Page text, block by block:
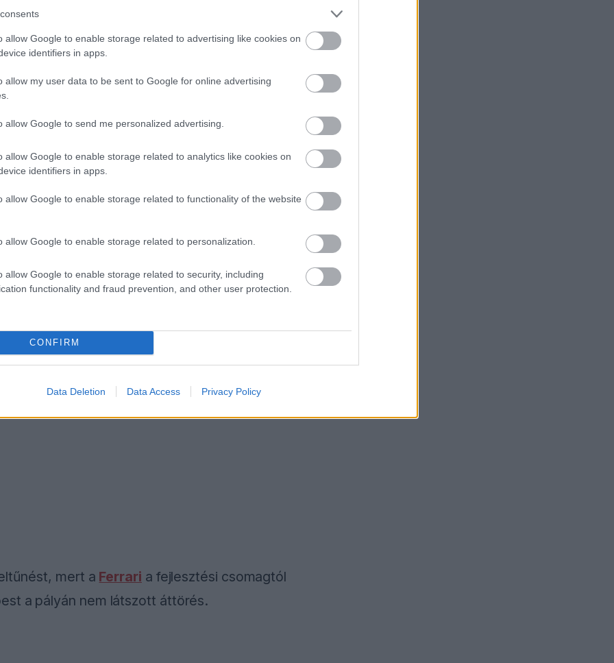
allow Google to enable storage related to advertising like cookies on
identifiers in apps.
allow my user data to be sent to Google for online advertising
allow Google to send me personalized advertising.
allow Google to enable storage related to analytics like cookies on
identifiers in apps.
allow Google to enable storage related to functionality of the website
allow Google to enable storage related to personalization.
allow Google to enable storage related to security, including
functionality and fraud prevention, and other user protection.
CONFIRM
Data Deletion Data Access Privacy Policy
mert a Ferrari a fejlesztési csomagtól
a pályán nem látszott áttörés.